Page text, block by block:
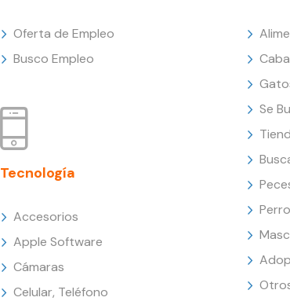
Oferta de Empleo
Busco Empleo
Tecnología
Accesorios
Apple Software
Cámaras
Celular, Teléfono
Se